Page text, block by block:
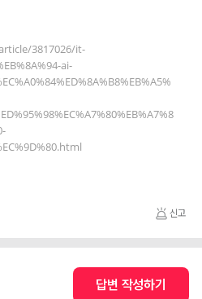
3817026/it-
ai-
신고
답변 작성하기